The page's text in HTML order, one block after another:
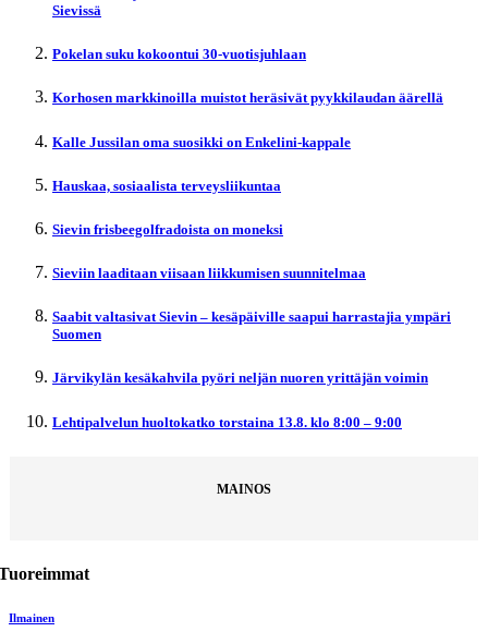
Sievissä
Pokelan suku kokoontui 30-vuotisjuhlaan
Korhosen markkinoilla muistot heräsivät pyykkilaudan äärellä
Kalle Jussilan oma suosikki on Enkelini-kappale
Hauskaa, sosiaalista terveysliikuntaa
Sievin frisbeegolfradoista on moneksi
Sieviin laaditaan viisaan liikkumisen suunnitelmaa
Saabit valtasivat Sievin – kesäpäiville saapui harrastajia ympäri
Suomen
Järvikylän kesäkahvila pyöri neljän nuoren yrittäjän voimin
Lehtipalvelun huoltokatko torstaina 13.8. klo 8:00 – 9:00
MAINOS
Ilmainen